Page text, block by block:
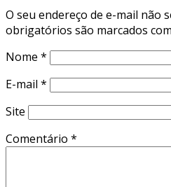
O seu endereço de e-mail não
obrigatórios são marcados com
Nome *
E-mail *
Site
Comentário *